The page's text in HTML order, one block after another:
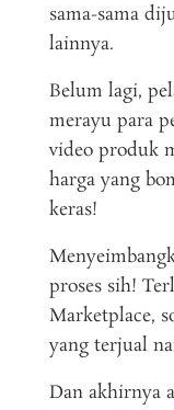
sama-sama
lainnya.
Belum lagi,
merayu para
video produk
harga yang
keras!
proses sih!
Marketplace,
yang terjual
Dan akhirnya